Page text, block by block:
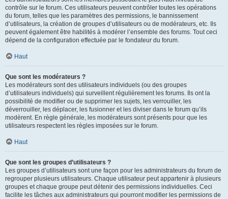
contrôle sur le forum. Ces utilisateurs peuvent contrôler toutes les opérations
du forum, telles que les paramètres des permissions, le bannissement
d’utilisateurs, la création de groupes d’utilisateurs ou de modérateurs, etc. Ils
peuvent également être habilités à modérer l’ensemble des forums. Tout ceci
dépend de la configuration effectuée par le fondateur du forum.
Haut
Que sont les modérateurs ?
Les modérateurs sont des utilisateurs individuels (ou des groupes
d’utilisateurs individuels) qui surveillent régulièrement les forums. Ils ont la
possibilité de modifier ou de supprimer les sujets, les verrouiller, les
déverrouiller, les déplacer, les fusionner et les diviser dans le forum qu’ils
modèrent. En règle générale, les modérateurs sont présents pour que les
utilisateurs respectent les règles imposées sur le forum.
Haut
Que sont les groupes d’utilisateurs ?
Les groupes d’utilisateurs sont une façon pour les administrateurs du forum de
regrouper plusieurs utilisateurs. Chaque utilisateur peut appartenir à plusieurs
groupes et chaque groupe peut détenir des permissions individuelles. Ceci
facilite les tâches aux administrateurs qui pourront modifier les permissions de